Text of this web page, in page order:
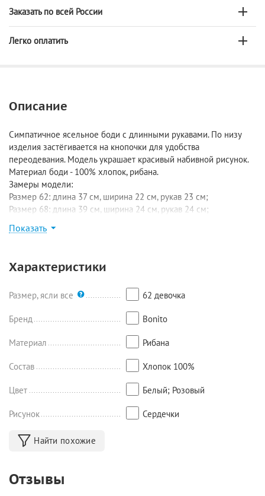
Заказать по всей России
Легко оплатить
Описание
Симпатичное ясельное боди с длинными рукавами. По низу
изделия застёгивается на кнопочки для удобства
переодевания. Модель украшает красивый набивной рисунок.
Материал боди - 100% хлопок, рибана.
Замеры модели:
Размер 62: длина 37 см, ширина 22 см, рукав 23 см;
Размер 68: длина 39 см, ширина 24 см, рукав 24 см;
Размер 80: длина 43 см, ширина 25,5 см, рукав 28 см.
Показать
Характеристики
Размер, ясли все 62 девочка
Бренд Bonito
Материал Рибана
Состав Хлопок 100%
Цвет Белый; Розовый
Рисунок Сердечки
Найти похожие
Отзывы